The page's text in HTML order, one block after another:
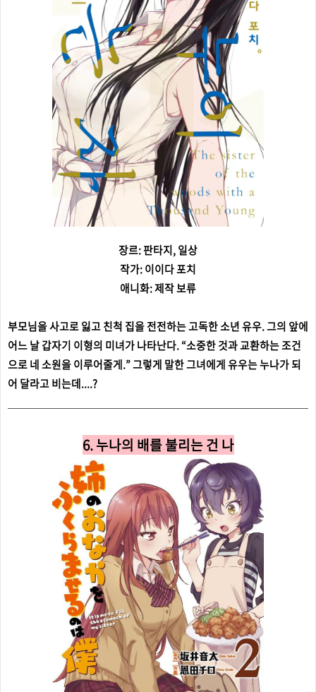
장르: 판타지, 일상
작가: 이이다 포치
애니화: 제작 보류
부모님을 사고로 잃고 친척 집을 전전하는 고독한 소년 유우. 그의 앞에
어느 날 갑자기 이형의 미녀가 나타난다. “소중한 것과 교환하는 조건
으로 네 소원을 이루어줄게.” 그렇게 말한 그녀에게 유우는 누나가 되
어 달라고 비는데....?
6. 누나의 배를 불리는 건 나